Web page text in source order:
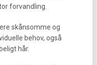
forvandling.
skånsomme og
behov, også
hår.